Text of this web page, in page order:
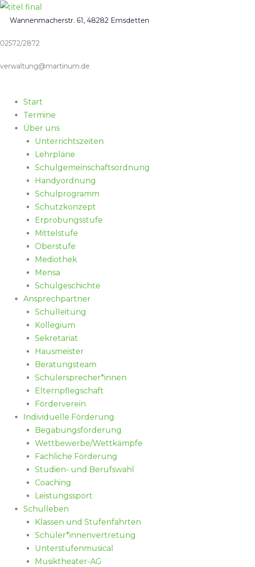
Zum
Inhalt
Wannenmacherstr. 61, 48282 Emsdetten
02572/2872
verwaltung@martinum.de
Start
Termine
Über uns
Unterrichtszeiten
Lehrpläne
Schulgemeinschaftsordnung
Handyordnung
Schulprogramm
Schutzkonzept
Erprobungsstufe
Mittelstufe
Oberstufe
Mediothek
Mensa
Schulgeschichte
Ansprechpartner
Schulleitung
Kollegium
Sekretariat
Hausmeister
Beratungsteam
Schülersprecher*innen
Elternpflegschaft
Förderverein
Individuelle Förderung
Begabungsförderung
Wettbewerbe/Wettkämpfe
Fachliche Förderung
Studien- und Berufswahl
Coaching
Leistungssport
Schulleben
Klassen und Stufenfahrten
Schüler*innenvertretung
Unterstufenmusical
Musiktheater-AG